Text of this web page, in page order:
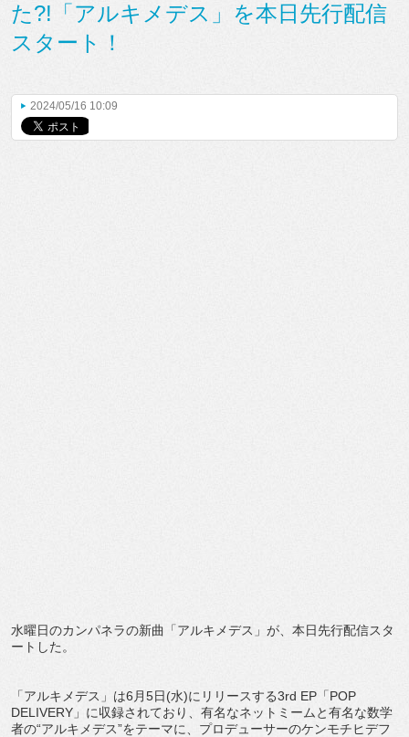
た?!「アルキメデス」を本日先行配信
スタート！
2024/05/16 10:09
水曜日のカンパネラの新曲「アルキメデス」が、本日先行配信スタ
ートした。
「アルキメデス」は6月5日(水)にリリースする3rd EP「POP
DELIVERY」に収録されており、有名なネットミームと有名な数学
者の“アルキメデス”をテーマに、プロデューサーのケンモチヒデフ